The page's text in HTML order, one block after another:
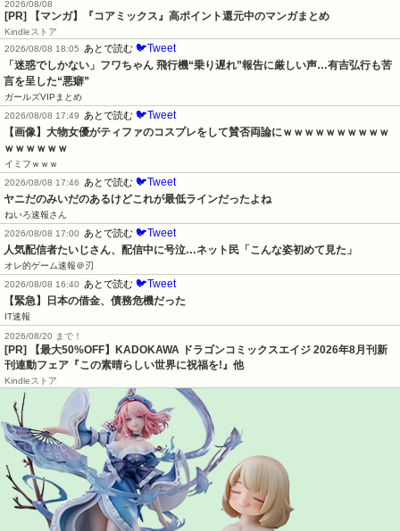
2026/08/08
[PR] 【マンガ】『コアミックス』高ポイント還元中のマンガまとめ
Kindleストア
2026/08/08 18:05
あとで読む 🐦Tweet
「迷惑でしかない」フワちゃん 飛行機“乗り遅れ”報告に厳しい声…有吉弘行も苦
言を呈した“悪癖”
ガールズVIPまとめ
2026/08/08 17:49
あとで読む 🐦Tweet
【画像】大物女優がティファのコスプレをして賛否両論にｗｗｗｗｗｗｗｗｗｗ
ｗｗｗｗｗｗ
イミフｗｗｗ
2026/08/08 17:46
あとで読む 🐦Tweet
ヤニだのみいだのあるけどこれが最低ラインだったよね
ねいろ速報さん
2026/08/08 17:00
あとで読む 🐦Tweet
人気配信者たいじさん、配信中に号泣…ネット民「こんな姿初めて見た」
オレ的ゲーム速報＠刃
2026/08/08 16:40
あとで読む 🐦Tweet
【緊急】日本の借金、債務危機だった
IT速報
2026/08/20 まで！
[PR] 【最大50%OFF】KADOKAWA ドラゴンコミックスエイジ 2026年8月刊新
刊連動フェア『この素晴らしい世界に祝福を!』他
Kindleストア